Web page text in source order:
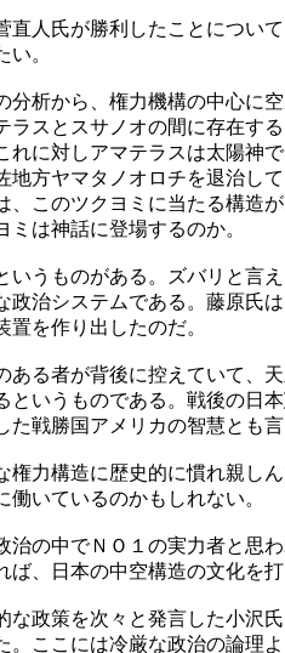
直人氏が勝利したことについ
。
分析から、権力機構の中心に
ラスとスサノオの間に存在す
れに対しアマテラスは太陽神
地方ヤマタノオロチを退治し
、このツクヨミに当たる構造
は神話に登場するのか。
いうものがある。ズバリと言
政治システムである。藤原氏
を作り出したのだ。
ある者が背後に控えていて、
というものである。戦後の日
た戦勝国アメリカの智慧とも
権力構造に歴史的に慣れ親し
いているのかもしれない。
治の中でＮＯ１の実力者と思
、日本の中空構造の文化を
な政策を次々と発言した小沢
。ここには冷厳な政治の論理